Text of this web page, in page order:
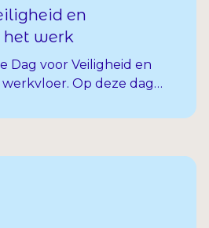
en
het werk
Dag voor Veiligheid en
Op deze dag
wil aan het einde van